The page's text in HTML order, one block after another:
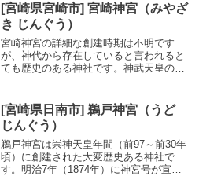
[宮崎県宮崎市] 宮崎神宮（みやざ
き じんぐう）
宮崎神宮の詳細な創建時期は不明です
が、神代から存在していると言われると
ても歴史のある神社です。神武天皇の
武天皇を祀り、地元では「神武さま」と
親しまれています。宮崎神宮大...
[宮崎県日南市] 鵜戸神宮（うど
じんぐう）
鵜戸神宮は崇神天皇年間（前97～前30年
頃）に創建された大変歴史ある神社で
す。明治7年（1874年）に神宮号が宣下